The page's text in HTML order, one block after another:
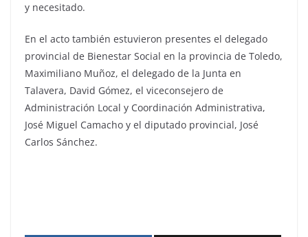
y necesitado.
En el acto también estuvieron presentes el delegado
provincial de Bienestar Social en la provincia de Toledo,
Maximiliano Muñoz, el delegado de la Junta en
Talavera, David Gómez, el viceconsejero de
Administración Local y Coordinación Administrativa,
José Miguel Camacho y el diputado provincial, José
Carlos Sánchez.